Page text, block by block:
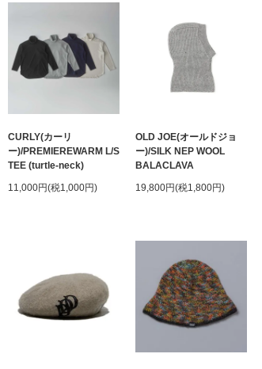
CURLY(カーリ
ー)/PREMIEREWARM L/S
TEE (turtle-neck)
11,000円(税1,000円)
OLD JOE(オールドジョ
ー)/SILK NEP WOOL
BALACLAVA
19,800円(税1,800円)